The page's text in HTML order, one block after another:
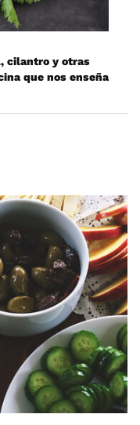
cilantro y otras
que nos enseña